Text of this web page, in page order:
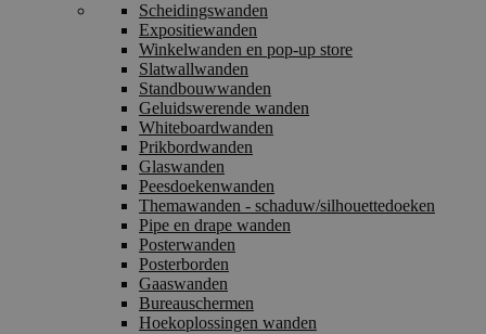
Scheidingswanden
Expositiewanden
Winkelwanden en pop-up store
Slatwallwanden
Standbouwwanden
Geluidswerende wanden
Whiteboardwanden
Prikbordwanden
Glaswanden
Peesdoekenwanden
Themawanden - schaduw/silhouettedoeken
Pipe en drape wanden
Posterwanden
Posterborden
Gaaswanden
Bureauschermen
Hoekoplossingen wanden